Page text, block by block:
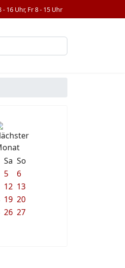
- 16 Uhr, Fr 8 - 15 Uhr
Sa So
5
6
12 13
19 20
26 27